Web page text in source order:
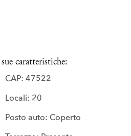
caratteristiche:
CAP: 47522
Locali: 20
Posto auto: Coperto